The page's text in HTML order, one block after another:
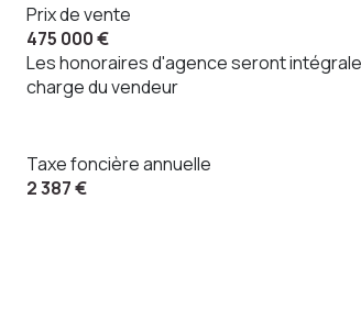
Prix de vente
475 000 €
Les honoraires d'agence seront
charge du vendeur
Taxe foncière annuelle
2 387 €